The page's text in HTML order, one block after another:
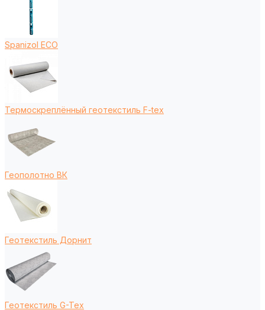
Spanizol ECO
Термоскреплённый геотекстиль F-tex
Геополотно ВК
Геотекстиль Дорнит
Геотекстиль G-Tex